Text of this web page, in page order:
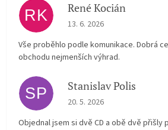
RK René Kocián
The store rating is 5 out of 5
13. 6. 2026
Vše proběhlo podle komunikace. Dobrá
obchodu nejmenších výhrad.
SP Stanislav Polis
The store rating is 2 out of 5
20. 5. 2026
Objednal jsem si dvě CD a obě dvě přišly